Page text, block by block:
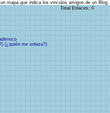
un mapa que indica los vinculos amigos de un
(¿quién me enlaza?)
Total Enlaces: 0